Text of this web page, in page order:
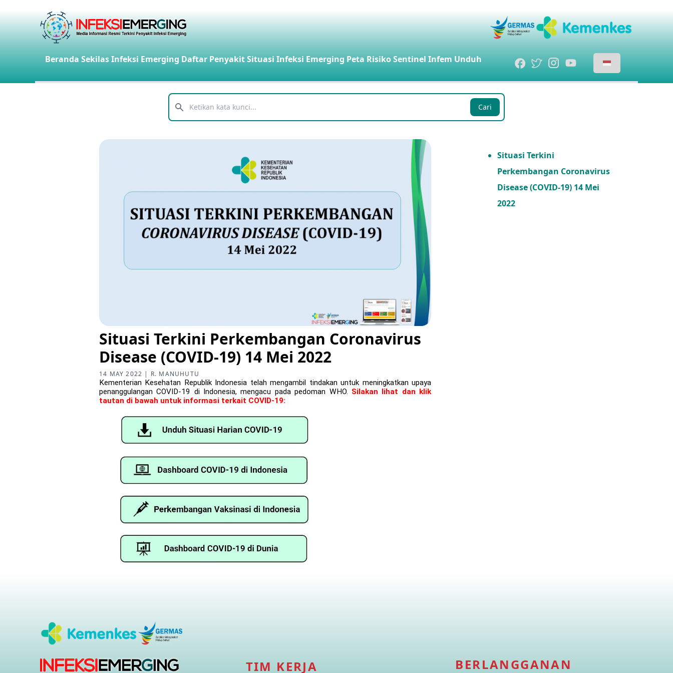
Beranda Sekilas Infeksi Emerging Daftar PenyakitSituasi Infeksi Emerging Peta RisikoSentinel Infem Unduh
Telusuri Cari
Situasi Terkini Perkembangan Coronavirus
Disease (COVID-19) 14 Mei 2022
14 MAY 2022 | R. MANUHUTU
Kementerian Kesehatan Republik Indonesia telah mengambil tindakan untuk meningkatkan upaya
penanggulangan COVID-19 di Indonesia, mengacu pada pedoman WHO. Silakan lihat dan klik
tautan di bawah untuk informasi terkait COVID-19:
Situasi Terkini
Perkembangan Coronavirus
Disease (COVID-19) 14 Mei
2022
TIM KERJA BERLANGGANAN